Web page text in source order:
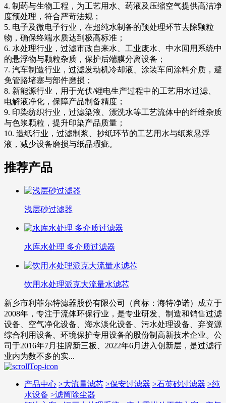
4. 制药与生物工程，为工艺用水、药液及压缩空气提供高洁净
度预处理，符合严苛法规；
5. 电子及微电子行业，在超纯水制备的预处理环节去除颗粒
物，确保终端水质达到极高标准；
6. 水处理行业，过滤市政自来水、工业废水、中水回用系统中
的悬浮物与颗粒杂质，保护后端膜分离设备；
7. 汽车制造行业，过滤发动机冷却液、涂装车间涂料介质，避
免管路堵塞与部件磨损；
8. 新能源行业，用于光伏/锂电生产过程中的工艺用水过滤、
电解液净化，保障产品制备精度；
9. 印染纺织行业，过滤染液、漂洗水等工艺流体中的纤维杂质
与色浆颗粒，提升印染产品质量；
10. 造纸行业，过滤制浆、抄纸环节的工艺用水与纸浆悬浮
液，减少设备磨损与纸品瑕疵。
推荐产品
浅层砂过滤器
水库水处理 多介质过滤器
饮用水处理派克大流量水滤芯
新乡市利菲尔特滤器股份有限公司（商标：海特净诺）成立于
2008年，专注于流体环保行业，是专业研发、制造和销售过滤
设备、空气净化设备、海水淡化设备、污水处理设备、弃资源
综合利用设备、环境保护专用设备的股份制高新技术企业。公
司于2016年7月挂牌新三板、2022年6月进入创新层，是过滤行
业内为数不多的实...
产品中心 >大流量滤芯 >保安过滤器 >石英砂过滤器 >纯
水设备 >滤筒除尘器